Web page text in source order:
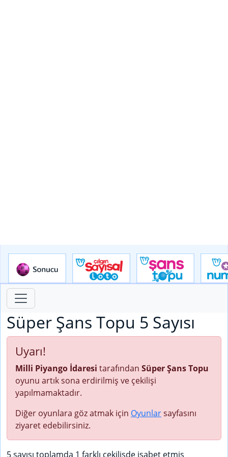
Süper Şans Topu 5 Sayısı
Uyarı!
Milli Piyango İdaresi tarafından Süper Şans Topu
oyunu artık sona erdirilmiş ve çekilişi
yapılmamaktadır.
Diğer oyunlara göz atmak için Oyunlarsayfasını
ziyaret edebilirsiniz.
5 sayısı toplamda 1 farklı çekilişde isabet etmiş